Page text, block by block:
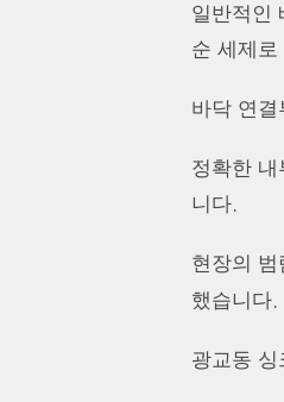
일반적인
순 세제로
바닥 연결
정확한 내
니다.
현장의 범
했습니다.
광교동 싱